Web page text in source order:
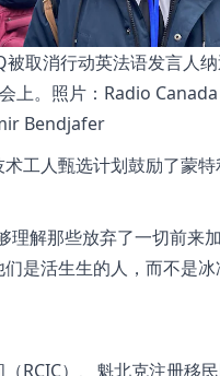
取消行动英法语发言人
上。照片：Radio Canada
Bendjafer
工人甄选计划鼓励了蒙
理解那些放弃了一切前来
是活生生的人，而不是冰
RCIC）、魁北克注册移